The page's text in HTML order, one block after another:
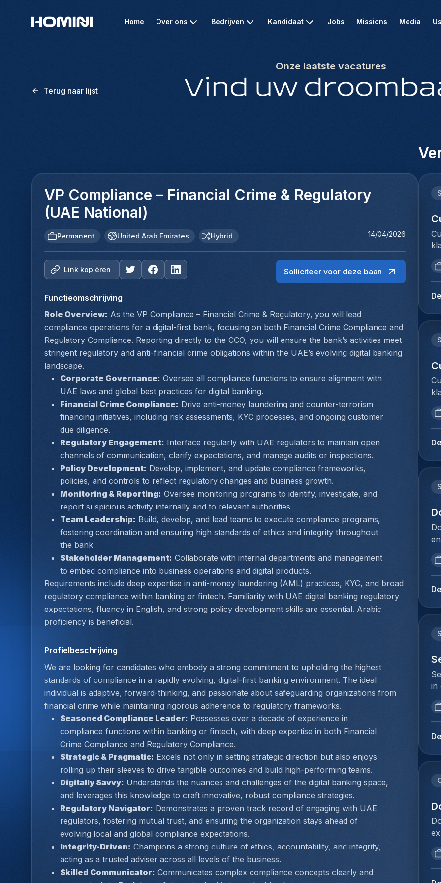
Home Over ons Bedrijven Kandidaat Jobs Missions Media
Onze laatste vacatures
Vind uw
Terug naar lijst
VP Compliance – Financial Crime & Regulatory
(UAE National)
Permanent United Arab Emirates Hybrid 14/04/2026
Link kopiëren Solliciteer voor deze baan
Functieomschrijving
Role Overview: As the VP Compliance – Financial Crime & Regulatory, you will lead
compliance operations for a digital-first bank, focusing on both Financial Crime Compliance and
Regulatory Compliance. Reporting directly to the CCO, you will ensure the bank’s activities meet
stringent regulatory and anti-financial crime obligations within the UAE’s evolving digital banking
landscape.
Corporate Governance: Oversee all compliance functions to ensure alignment with
UAE laws and global best practices for digital banking.
Financial Crime Compliance: Drive anti-money laundering and counter-terrorism
financing initiatives, including risk assessments, KYC processes, and ongoing customer
due diligence.
Regulatory Engagement: Interface regularly with UAE regulators to maintain open
channels of communication, clarify expectations, and manage audits or inspections.
Policy Development: Develop, implement, and update compliance frameworks,
policies, and controls to reflect regulatory changes and business growth.
Monitoring & Reporting: Oversee monitoring programs to identify, investigate, and
report suspicious activity internally and to relevant authorities.
Team Leadership: Build, develop, and lead teams to execute compliance programs,
fostering coordination and ensuring high standards of ethics and integrity throughout
the bank.
Stakeholder Management: Collaborate with internal departments and management
to embed compliance into business operations and digital products.
Requirements include deep expertise in anti-money laundering (AML) practices, KYC, and broad
regulatory compliance within banking or fintech. Familiarity with UAE digital banking regulatory
expectations, fluency in English, and strong policy development skills are essential. Arabic
proficiency is beneficial.
Profielbeschrijving
We are looking for candidates who embody a strong commitment to upholding the highest
standards of compliance in a rapidly evolving, digital-first banking environment. The ideal
individual is adaptive, forward-thinking, and passionate about safeguarding organizations from
financial crime while maintaining rigorous adherence to regulatory frameworks.
Seasoned Compliance Leader: Possesses over a decade of experience in
compliance functions within banking or fintech, with deep expertise in both Financial
Crime Compliance and Regulatory Compliance.
Strategic & Pragmatic: Excels not only in setting strategic direction but also enjoys
rolling up their sleeves to drive tangible outcomes and build high-performing teams.
Digitally Savvy: Understands the nuances and challenges of the digital banking space,
and leverages this knowledge to craft innovative, robust compliance strategies.
Regulatory Navigator: Demonstrates a proven track record of engaging with UAE
regulators, fostering mutual trust, and ensuring the organization stays ahead of
evolving local and global compliance expectations.
Integrity-Driven: Champions a strong culture of ethics, accountability, and integrity,
acting as a trusted adviser across all levels of the business.
Skilled Communicator: Communicates complex compliance concepts clearly and
in
in
&
in